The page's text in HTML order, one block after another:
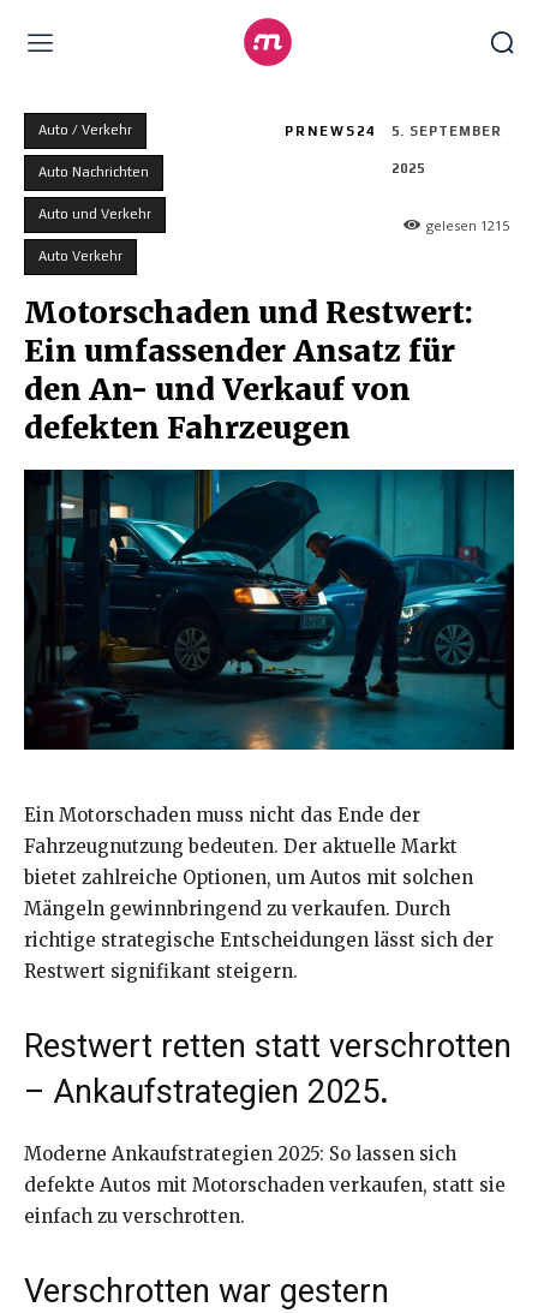
Auto / Verkehr
Auto Nachrichten
Auto und Verkehr
Auto Verkehr
PRNEWS24 5. SEPTEMBER
2025
gelesen 1215
Motorschaden und Restwert:
Ein umfassender Ansatz für
den An- und Verkauf von
defekten Fahrzeugen
Ein Motorschaden muss nicht das Ende der
Fahrzeugnutzung bedeuten. Der aktuelle Markt
bietet zahlreiche Optionen, um Autos mit solchen
Mängeln gewinnbringend zu verkaufen. Durch
richtige strategische Entscheidungen lässt sich der
Restwert signifikant steigern.
Restwert retten statt verschrotten
– Ankaufstrategien 2025.
Moderne Ankaufstrategien 2025: So lassen sich
defekte Autos mit Motorschaden verkaufen, statt sie
einfach zu verschrotten.
Verschrotten war gestern